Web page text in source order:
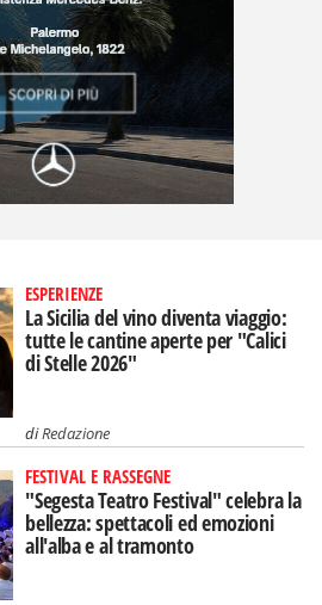
ESPERIENZE
La Sicilia del vino diventa viaggio:
tutte le cantine aperte per "Calici
di Stelle 2026"
diRedazione
FESTIVAL E RASSEGNE
"Segesta Teatro Festival" celebra la
bellezza: spettacoli ed emozioni
all'alba e al tramonto